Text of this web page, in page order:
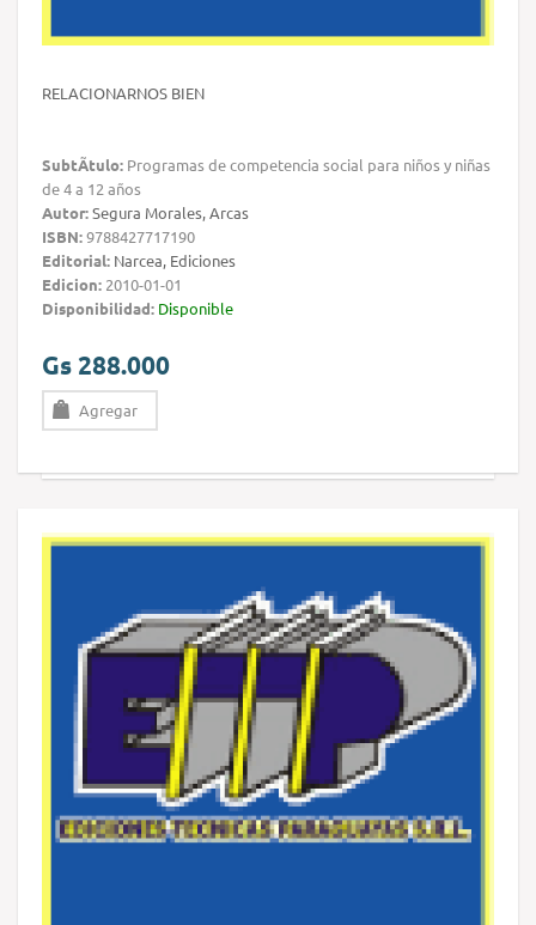
RELACIONARNOS BIEN
SubtÃ­tulo: Programas de competencia social para niños y niñas
de 4 a 12 años
Autor:Segura Morales, Arcas
ISBN:9788427717190
Editorial: Narcea, Ediciones
Edicion: 2010-01-01
Disponibilidad: Disponible
Gs 288.000
Agregar